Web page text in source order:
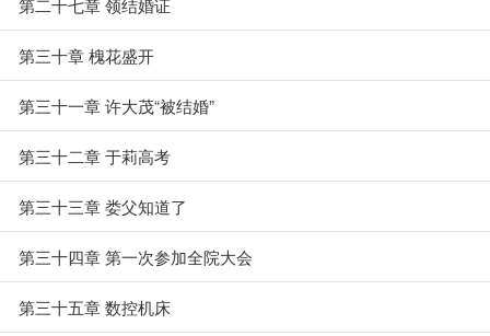
第二十七章 领结婚证
第三十章 槐花盛开
第三十一章 许大茂“被结婚”
第三十二章 于莉高考
第三十三章 娄父知道了
第三十四章 第一次参加全院大会
第三十五章 数控机床